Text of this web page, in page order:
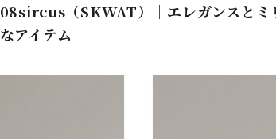
08sircus（SKWAT）｜エレガンスとミ
なアイテム